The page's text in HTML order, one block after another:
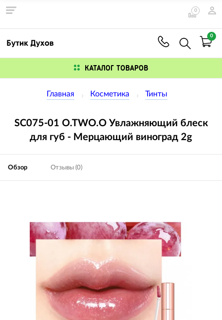
0
0
КАТАЛОГ ТОВАРОВ
Главная Косметика Тинты
SC075-01 O.TWO.O Увлажняющий блеск
для губ - Мерцающий виноград 2g
Обзор Отзывы (0)